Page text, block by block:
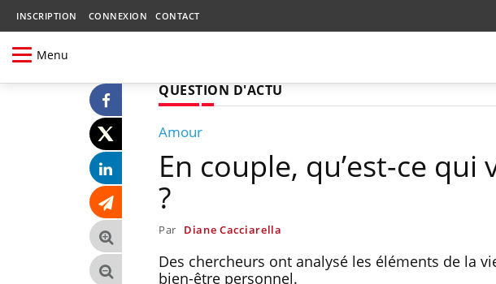
INSCRIPTION CONNEXION CONTACT
Menu
QUESTION D'ACTU
Amour
En couple, qu’est-ce
?
Par Diane Cacciarella
Des chercheurs ont analysé les éléments de la
bien-être personnel.